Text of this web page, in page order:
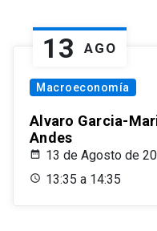
13 AGO
Macroeconomía
Alvaro Garcia-
Andes
13 de Agosto de
13:35 a 14:35